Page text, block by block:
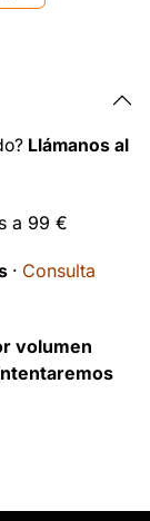
Llámanos al
a 99 €
· Consulta
volumen